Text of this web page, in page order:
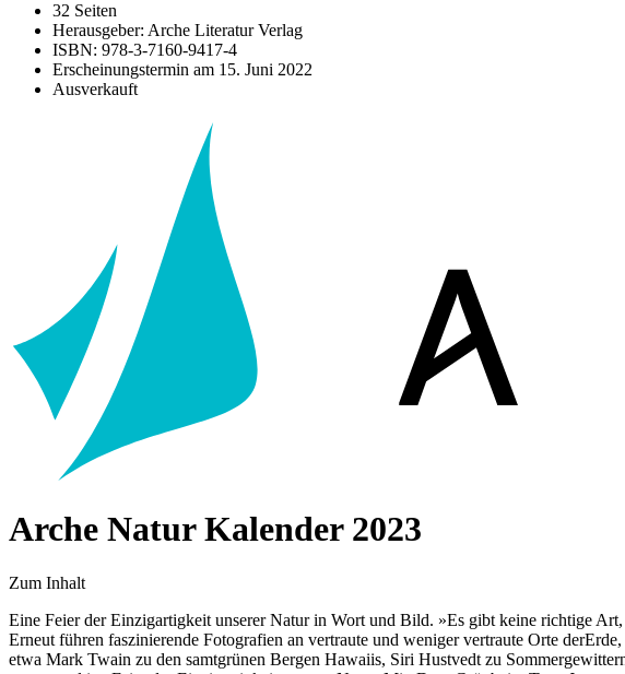
32 Seiten
Herausgeber: Arche Literatur Verlag
ISBN: 978-3-7160-9417-4
Erscheinungstermin am 15. Juni 2022
Ausverkauft
Arche Natur Kalender 2023
Zum Inhalt
Eine Feier der Einzigartigkeit unserer Natur in Wort und Bild. »Es gibt keine richtige
Erneut führen faszinierende Fotografien an vertraute und weniger vertraute Orte
etwa Mark Twain zu den samtgrünen Bergen Hawaiis, Siri Hustvedt zu